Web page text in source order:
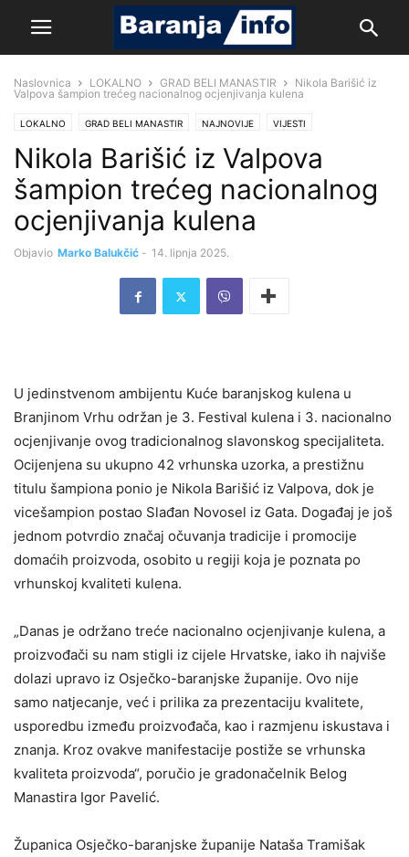
Naslovnica LOKALNO GRAD BELI MANASTIR
Nikola Barišić iz
Valpova šampion trećeg nacionalnog ocjenjivanja kulena
LOKALNO GRAD BELI MANASTIR NAJNOVIJE VIJESTI
Nikola Barišić iz Valpova
šampion trećeg nacionalnog
ocjenjivanja kulena
Objavio Marko Balukčić - 14. lipnja 2025.
U jedinstvenom ambijentu Kuće baranjskog kulena u
Branjinom Vrhu održan je 3. Festival kulena i 3. nacionalno
ocjenjivanje ovog tradicionalnog slavonskog specijaliteta.
Ocijenjena su ukupno 42 vrhunska uzorka, a prestižnu
titulu šampiona ponio je Nikola Barišić iz Valpova, dok je
vicešampion postao Slađan Novosel iz Gata. Događaj je još
jednom potvrdio značaj očuvanja tradicije i promocije
domaćih proizvoda, osobito u regiji koja je poznata po
vrhunskoj kvaliteti kulena.
„Danas je održano treće nacionalno ocjenjivanje kulena, a
proizvođači su nam stigli iz cijele Hrvatske, iako ih najviše
dolazi upravo iz Osječko-baranjske županije. Ovo nije
samo natjecanje, već i prilika za prezentaciju kvalitete,
usporedbu između proizvođača, kao i razmjenu iskustava i
znanja. Kroz ovakve manifestacije postiže se vrhunska
kvaliteta proizvoda“, poručio je gradonačelnik Belog
Manastira Igor Pavelić.
Županica Osječko-baranjske županije Nataša Tramišak